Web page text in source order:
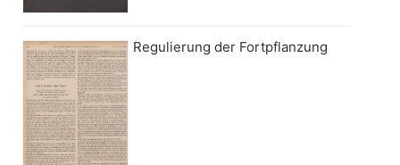
Regulierung der Fortpflanzung